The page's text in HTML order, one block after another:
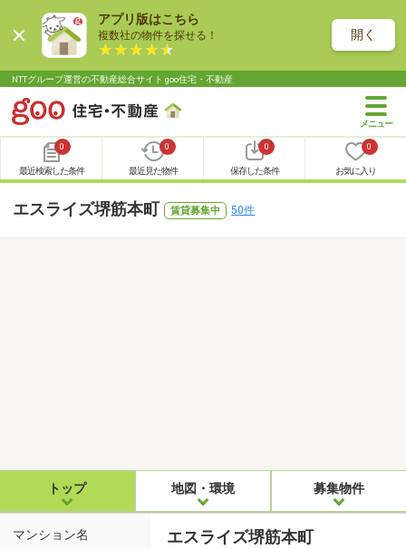
アプリ版はこちら
複数社の物件を探せる！ 開く
NTTグループ運営の不動産総合サイト goo住宅・不動産
0
最近検索した条件
0
最近見た物件
0
保存した条件
0
お気に入り
エスライズ堺筋本町 賃貸募集中 50件
トップ 地図・環境 募集物件
マンション名 エスライズ堺筋本町